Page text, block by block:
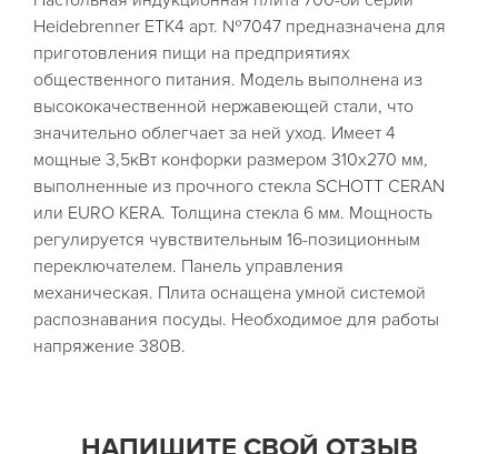
Heidebrenner ETK4 арт. №7047 предназначена для
приготовления пищи на предприятиях
общественного питания. Модель выполнена из
высококачественной нержавеющей стали, что
значительно облегчает за ней уход. Имеет 4
мощные 3,5кВт конфорки размером 310х270 мм,
выполненные из прочного стекла SCHOTT CERAN
или EURO KERA. Толщина стекла 6 мм. Мощность
регулируется чувствительным 16-позиционным
переключателем. Панель управления
механическая. Плита оснащена умной системой
распознавания посуды. Необходимое для работы
напряжение 380В.